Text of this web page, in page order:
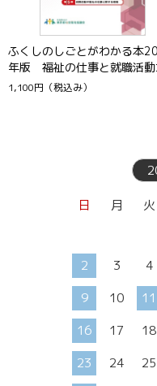
ふくしのしごとがわかる本
年版 福祉の仕事と就職活
イド
1,100円 （税込み）
日 月 火
2
3 4
9
10 11
16
17 18
23
24 25